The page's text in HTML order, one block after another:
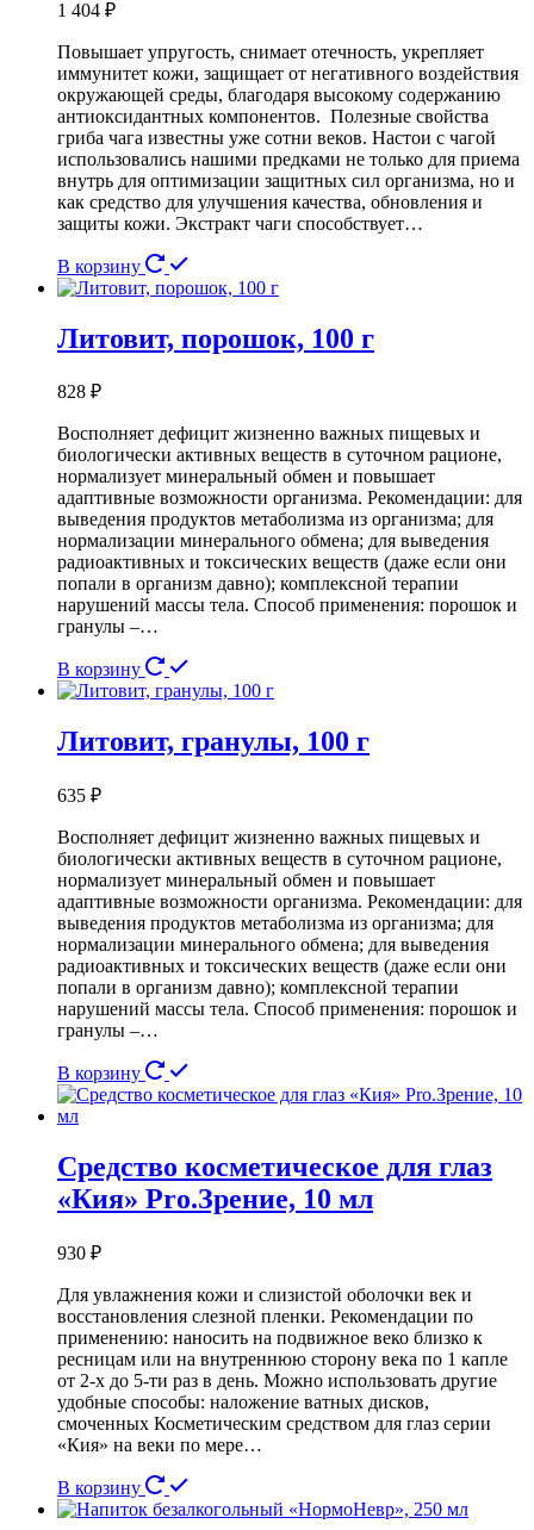
1 404 ₽
Повышает упругость, снимает отечность, укрепляет
иммунитет кожи, защищает от негативного воздействия
окружающей среды, благодаря высокому содержанию
антиоксидантных компонентов. Полезные свойства
гриба чага известны уже сотни веков. Настои с чагой
использовались нашими предками не только для приема
внутрь для оптимизации защитных сил организма, но и
как средство для улучшения качества, обновления и
защиты кожи. Экстракт чаги способствует…
В корзину
Литовит, порошок, 100 г
828 ₽
Восполняет дефицит жизненно важных пищевых и
биологически активных веществ в суточном рационе,
нормализует минеральный обмен и повышает
адаптивные возможности организма. Рекомендации: для
выведения продуктов метаболизма из организма; для
нормализации минерального обмена; для выведения
радиоактивных и токсических веществ (даже если они
попали в организм давно); комплексной терапии
нарушений массы тела. Способ применения: порошок и
гранулы –…
В корзину
Литовит, гранулы, 100 г
635 ₽
Восполняет дефицит жизненно важных пищевых и
биологически активных веществ в суточном рационе,
нормализует минеральный обмен и повышает
адаптивные возможности организма. Рекомендации: для
выведения продуктов метаболизма из организма; для
нормализации минерального обмена; для выведения
радиоактивных и токсических веществ (даже если они
попали в организм давно); комплексной терапии
нарушений массы тела. Способ применения: порошок и
гранулы –…
В корзину
Средство косметическое для глаз
«Кия» Pro.Зрение, 10 мл
930 ₽
Для увлажнения кожи и слизистой оболочки век и
восстановления слезной пленки. Рекомендации по
применению: наносить на подвижное веко близко к
ресницам или на внутреннюю сторону века по 1 капле
от 2-х до 5-ти раз в день. Можно использовать другие
удобные способы: наложение ватных дисков,
смоченных Косметическим средством для глаз серии
«Кия» на веки по мере…
В корзину